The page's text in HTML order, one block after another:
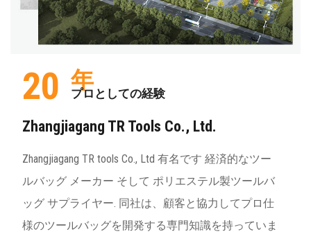
20 年
プロとしての経験
Zhangjiagang TR Tools Co., Ltd.
Zhangjiagang TR tools Co., Ltd 有名です 経済的なツー
ルバッグ メーカー そして ポリエステル製ツールバ
ッグ サプライヤー. 同社は、顧客と協力してプロ仕
様のツールバッグを開発する専門知識を持っていま